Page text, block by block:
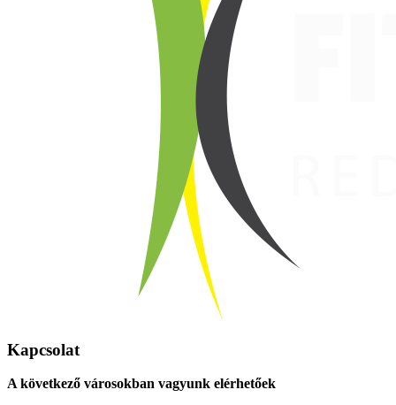
Kapcsolat
A következő városokban vagyunk elérhetőek